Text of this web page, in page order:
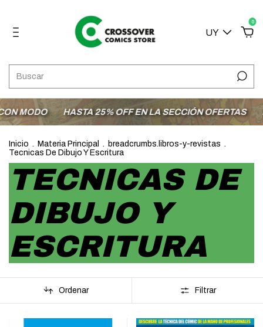
UY
0
25% OFF EN LA SECCIÓN OFERTAS ENVÍOS A
Inicio . Materia Principal . breadcrumbs.libros-y-revistas .
Tecnicas De Dibujo Y Escritura
TECNICAS DE
DIBUJO Y
ESCRITURA
Ordenar Filtrar